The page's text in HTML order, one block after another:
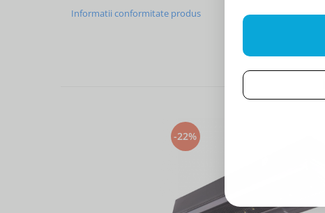
Informatii conformitate produs
-22%